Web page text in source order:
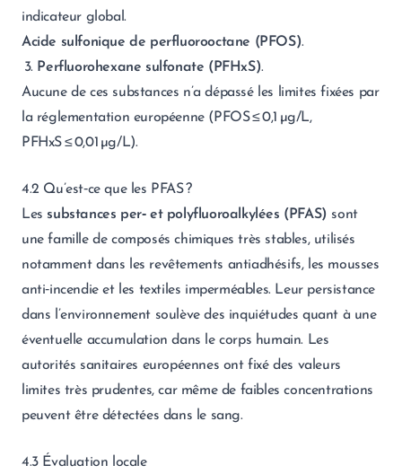
indicateur global.
Acide sulfonique de perfluorooctane (PFOS).
3. Perfluorohexane sulfonate (PFHxS).
Aucune de ces substances n’a dépassé les limites fixées par
la réglementation européenne (PFOS ≤ 0,1 µg/L,
PFHxS ≤ 0,01 µg/L).
4.2 Qu’est‑ce que les PFAS ?
Les substances per‑ et polyfluoroalkylées (PFAS) sont
une famille de composés chimiques très stables, utilisés
notamment dans les revêtements antiadhésifs, les mousses
anti‑incendie et les textiles imperméables. Leur persistance
dans l’environnement soulève des inquiétudes quant à une
éventuelle accumulation dans le corps humain. Les
autorités sanitaires européennes ont fixé des valeurs
limites très prudentes, car même de faibles concentrations
peuvent être détectées dans le sang.
4.3 Évaluation locale